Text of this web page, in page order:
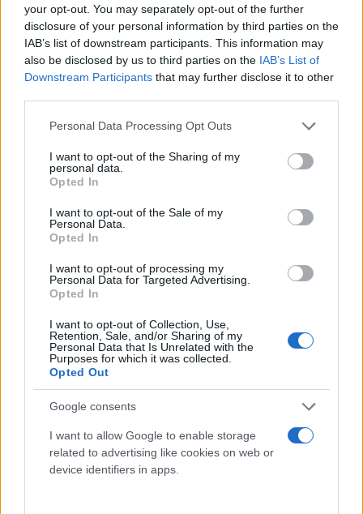
your opt-out. You may separately opt-out of the further
disclosure of your personal information by third parties on the
IAB’s list of downstream participants. This information may
also be disclosed by us to third parties on the IAB’s List of
Downstream Participants that may further disclose it to other
Please note that this website/app uses one or more Google
not limited to your visit or usage behaviour. You may click to
grant or deny consent to Google and its third-party tags to
use your data for below specified purposes in below Google
consent section.
Personal Data Processing Opt Outs
I want to opt-out of the Sharing of my
personal data.
Opted In
I want to opt-out of the Sale of my
Personal Data.
Opted In
I want to opt-out of processing my
Personal Data for Targeted Advertising.
Opted In
I want to opt-out of Collection, Use,
Retention, Sale, and/or Sharing of my
Personal Data that Is Unrelated with the
Purposes for which it was collected.
Opted Out
Google consents
I want to allow Google to enable storage
related to advertising like cookies on web or
device identifiers in apps.
φιλελεύθερη δημοκρατία», πρόσθεσε.
«Όταν ο κ. Πιερρακάκης και ο κ. Γεραπετρίτης είπαν
ψέματα ότι δεν υπήρχε καμία παρακολούθηση από
την ΕΥΠ στον κ. Ανδρουλάκη, εν αγνοία σας έγινε κι
αυτό;», συνέχισε.
Όταν μάθατε την καταγγελία του δημοσιογράφου
Θανάση Κουκάκη και σπεύσατε να νομοθετήσετε να
μην ενημερώνεται ο πολίτης από την ΑΑΔΕ, η
ανεξάρτητη Αρχή, πάλι δεν γνωρίζατε;
«Αφού δεν μας λέτε γιατί παρακολουθούσατε τον κ.
τον κ. Κουκάκη», είπε, «Πάλι δεν γνωρίζατε;»
αναρωτήθηκε ο κ. Τσίπρας.
«Αφού δεν απαντάτε εσείς, θα απαντήσω εγώ. Επί
μέσο ένα καθεστώς νεποτισμού, εκφυλισμού σήψης
και παρακμής που όμοιό του δεν έχει ξαναδεί η